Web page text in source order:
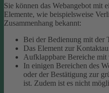
Sie können das Webangebot mit
Elemente, wie beispielsweise
Zusammenhang bekannt:
Bei der Bedienung mit der
Das Element zur
Aufklappbare Bereiche mit
In einigen Bereichen des
oder der Bestätigung zur
ist. Zudem ist es nicht